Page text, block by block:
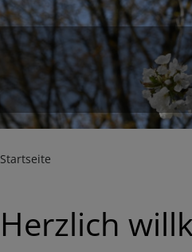
Startseite
Herzlich